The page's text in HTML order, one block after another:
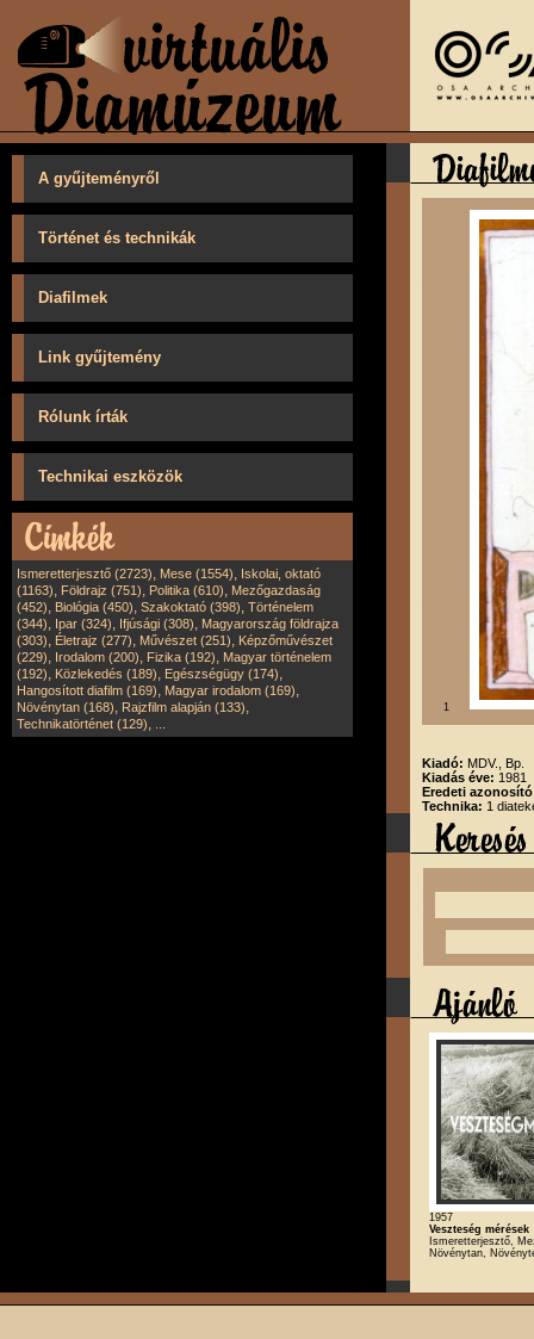
A gyűjteményről
Történet és technikák
Diafilmek
Link gyűjtemény
Rólunk írták
Technikai eszközök
Ismeretterjesztő (2723), Mese (1554), Iskolai, oktató
(1163), Földrajz (751), Politika (610), Mezőgazdaság
(452), Biológia (450), Szakoktató (398), Történelem
(344), Ipar (324), Ifjúsági (308), Magyarország földrajza
(303), Életrajz (277), Művészet (251), Képzőművészet
(229), Irodalom (200), Fizika (192), Magyar történelem
(192), Közlekedés (189), Egészségügy (174),
Hangosított diafilm (169), Magyar irodalom (169),
Növénytan (168), Rajzfilm alapján (133),
Technikatörténet (129),
1
Kiadó: MDV., Bp.
Kiadás éve: 1981
Eredeti
Technika: 1
1957
Veszteség mérések
Ismeretterjesztő,
Növénytan,